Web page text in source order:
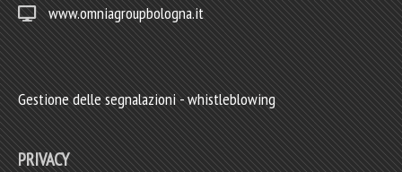
www.omniagroupbologna.it
Gestione delle segnalazioni - whistleblowing
PRIVACY